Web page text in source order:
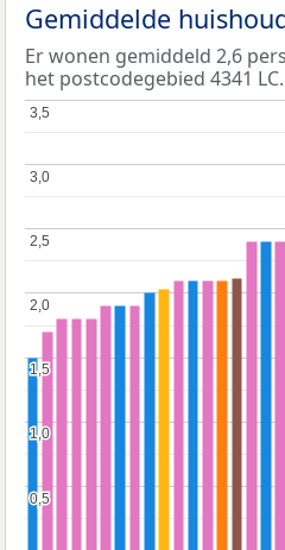
Gemiddelde
Er wonen gemiddeld 2,6
het postcodegebied 4341 LC.
0,5
0,5
1,0
1,0
1,5
1,5
2,0
2,0
2,5
2,5
3,0
3,0
3,5
3,5